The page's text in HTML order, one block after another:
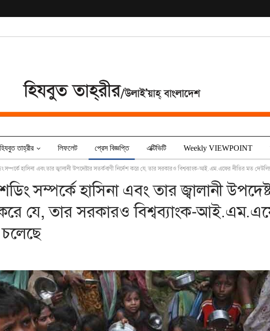
হিযবুত তাহ্‌রীর লিফলেট প্রেস বিজ্ঞপ্তি এক্টিভিটি Weekly VIEWPOINT
সম্পর্কে হাসিনা এবং তার জ্বালানী উপদেষ্টার সতর্কবাণী নির্দেশ করে যে, তার সরকারও বিশ্বব্যাংক-আই.এম.এফের নীতির মত
সম্পর্কে হাসিনা এবং তার জ্বালানী
করে যে, তার সরকারও বিশ্বব্যাংক-